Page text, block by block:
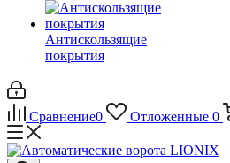
Антискользящие
покрытия
Сравнение0 Отложенные 0